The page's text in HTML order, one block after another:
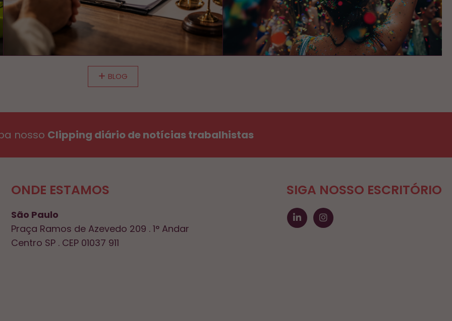
BLOG
nosso Clipping diário de notícias trabalhistas
ONDE ESTAMOS
São Paulo
Praça Ramos de Azevedo 209 . 1° Andar
Centro SP . CEP 01037 911
SIGA NOSSO ESCRITÓRIO